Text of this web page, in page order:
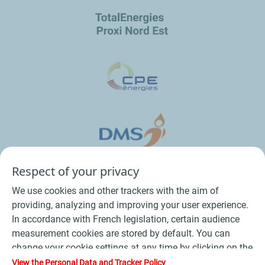
Conditions Générales de Vente Bois
Respect of your privacy
We use cookies and other trackers with the aim of
providing, analyzing and improving your user experience.
In accordance with French legislation, certain audience
measurement cookies are stored by default. You can
change your cookie settings at any time by clicking on the
"Manage my cookies" button. By clicking on the "Accept"
View the Personal Data and Tracker Policy